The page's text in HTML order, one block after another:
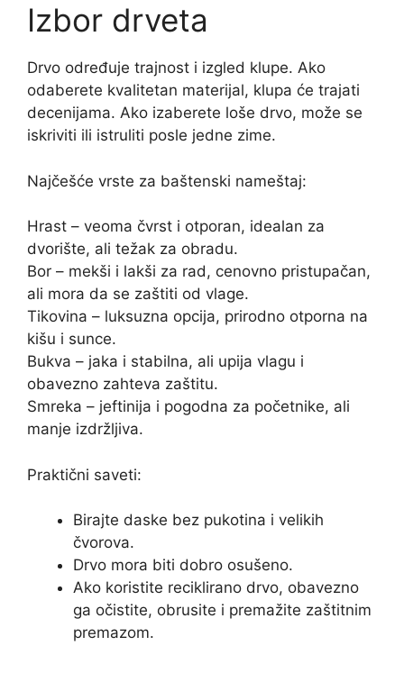
Izbor drveta
Drvo određuje trajnost i izgled klupe. Ako
odaberete kvalitetan materijal, klupa će trajati
decenijama. Ako izaberete loše drvo, može se
iskriviti ili istruliti posle jedne zime.
Najčešće vrste za baštenski nameštaj:
Hrast – veoma čvrst i otporan, idealan za
dvorište, ali težak za obradu.
Bor – mekši i lakši za rad, cenovno pristupačan,
ali mora da se zaštiti od vlage.
Tikovina – luksuzna opcija, prirodno otporna na
kišu i sunce.
Bukva – jaka i stabilna, ali upija vlagu i
obavezno zahteva zaštitu.
Smreka – jeftinija i pogodna za početnike, ali
manje izdržljiva.
Praktični saveti:
Birajte daske bez pukotina i velikih
čvorova.
Drvo mora biti dobro osušeno.
Ako koristite reciklirano drvo, obavezno
ga očistite, obrusite i premažite zaštitnim
premazom.